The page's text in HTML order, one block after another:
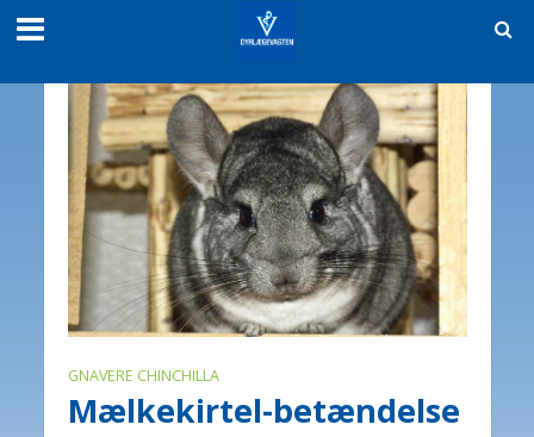
GNAVERE CHINCHILLA
Mælkekirtel-betændelse